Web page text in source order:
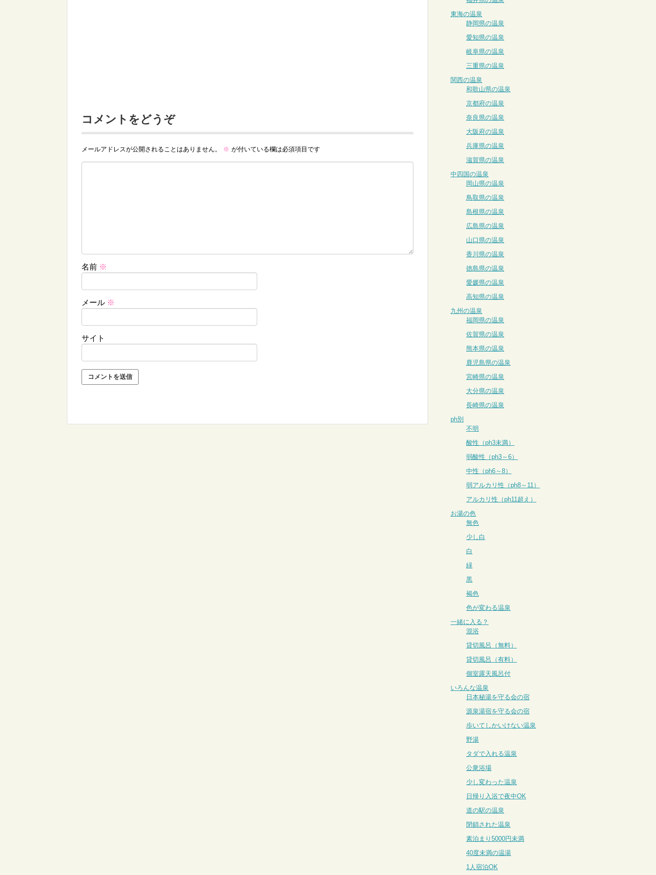
コメントをどうぞ
メールアドレスが公開されることはありません。 ※ が付いている欄は必須項目です
名前 ※
メール ※
サイト
東海の温泉
静岡県の温泉
愛知県の温泉
岐阜県の温泉
三重県の温泉
関西の温泉
和歌山県の温泉
京都府の温泉
奈良県の温泉
大阪府の温泉
兵庫県の温泉
滋賀県の温泉
中四国の温泉
岡山県の温泉
鳥取県の温泉
島根県の温泉
広島県の温泉
山口県の温泉
香川県の温泉
徳島県の温泉
愛媛県の温泉
高知県の温泉
九州の温泉
福岡県の温泉
佐賀県の温泉
熊本県の温泉
鹿児島県の温泉
宮崎県の温泉
大分県の温泉
長崎県の温泉
ph別
不明
酸性（ph3未満）
弱酸性（ph3～6）
中性（ph6～8）
弱アルカリ性（ph8～11）
アルカリ性（ph11超え）
お湯の色
無色
少し白
白
緑
黒
褐色
色が変わる温泉
一緒に入る？
混浴
貸切風呂（無料）
貸切風呂（有料）
個室露天風呂付
いろんな温泉
日本秘湯を守る会の宿
源泉湯宿を守る会の宿
歩いてしかいけない温泉
野湯
タダで入れる温泉
公衆浴場
少し変わった温泉
日帰り入浴で夜中OK
道の駅の温泉
閉鎖された温泉
素泊まり5000円未満
40度未満の温湯
1人宿泊OK